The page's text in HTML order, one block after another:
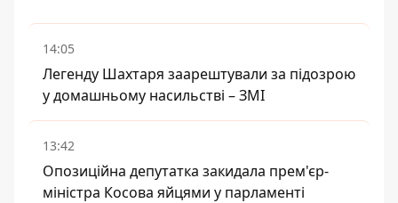
14:05
Легенду Шахтаря заарештували за підозрою
у домашньому насильстві – ЗМІ
13:42
Опозиційна депутатка закидала прем'єр-
міністра Косова яйцями у парламенті